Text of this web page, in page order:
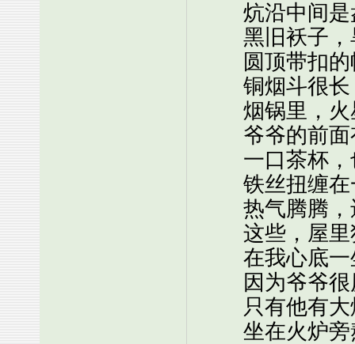
炕沿中间是
黑旧袄子，
圆顶带扣的
铜烟斗很长
烟锅里，火
爷爷的前面
一口茶杯，
铁丝扭缠在
热气腾腾，
这些，屋里
在我心底一
因为爷爷很
只有他有大
坐在火炉旁